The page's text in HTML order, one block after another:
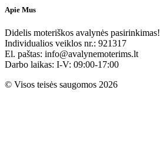
Apie Mus
Didelis moteriškos avalynės pasirinkimas!
Individualios veiklos nr.: 921317
El. paštas: info@avalynemoterims.lt
Darbo laikas: I-V: 09:00-17:00
© Visos teisės saugomos 2026